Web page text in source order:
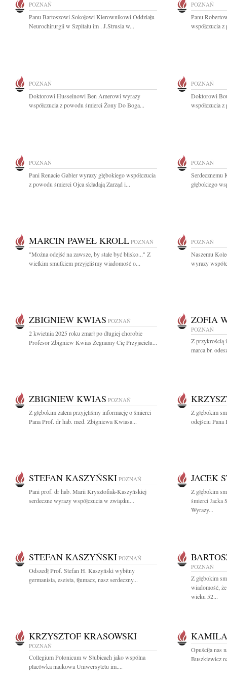
POZNAŃ
Panu Bartoszowi Sokołowi Kierownikowi Oddziału
Neurochirurgii w Szpitalu im . J.Strusia w...
POZNAŃ
Panu
współczucia
POZNAŃ
Doktorowi Husseinowi Ben Amerowi wyrazy
współczucia z powodu śmierci Żony Do Boga...
POZNAŃ
Doktorowi
współczucia
POZNAŃ
Pani Renacie Gabler wyrazy głębokiego współczucia
z powodu śmierci Ojca składają Zarząd i...
POZNAŃ
Serdecznemu
głębokiego
MARCIN PAWEŁ KROLL POZNAŃ
"Można odejść na zawsze, by stale być blisko..." Z
wielkim smutkiem przyjęliśmy wiadomość o...
POZNAŃ
Naszemu
wyrazy
ZBIGNIEW KWIAS POZNAŃ
2 kwietnia 2025 roku zmarł po długiej chorobie
Profesor Zbigniew Kwias Żegnamy Cię Przyjacielu...
ZOFIA
POZNAŃ
Z przykrością
marca br.
ZBIGNIEW KWIAS POZNAŃ
Z głębokim żalem przyjęliśmy informację o śmierci
Pana Prof. dr hab. med. Zbigniewa Kwiasa...
Z głębokim
odejściu
STEFAN KASZYŃSKI POZNAŃ
Pani prof. dr hab. Marii Krysztofiak-Kaszyńskiej
serdeczne wyrazy współczucia w związku...
JACEK
Z głębokim
śmierci Jacka
Wyrazy...
STEFAN KASZYŃSKI POZNAŃ
Odszedł Prof. Stefan H. Kaszyński wybitny
germanista, eseista, tłumacz, nasz serdeczny...
POZNAŃ
Z głębokim
wiadomość,
wieku 52...
KRZYSZTOF KRASOWSKI
POZNAŃ
Collegium Polonicum w Słubicach jako wspólna
placówka naukowa Uniwersytetu im....
Opuściła nas
Buszkiewicz